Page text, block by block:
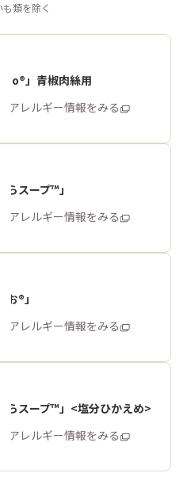
類を除く
」青椒肉絲用
アレルギー情報をみる
らスープ™」
アレルギー情報をみる
®」
アレルギー情報をみる
らスープ™」<塩分ひかえめ>
アレルギー情報をみる